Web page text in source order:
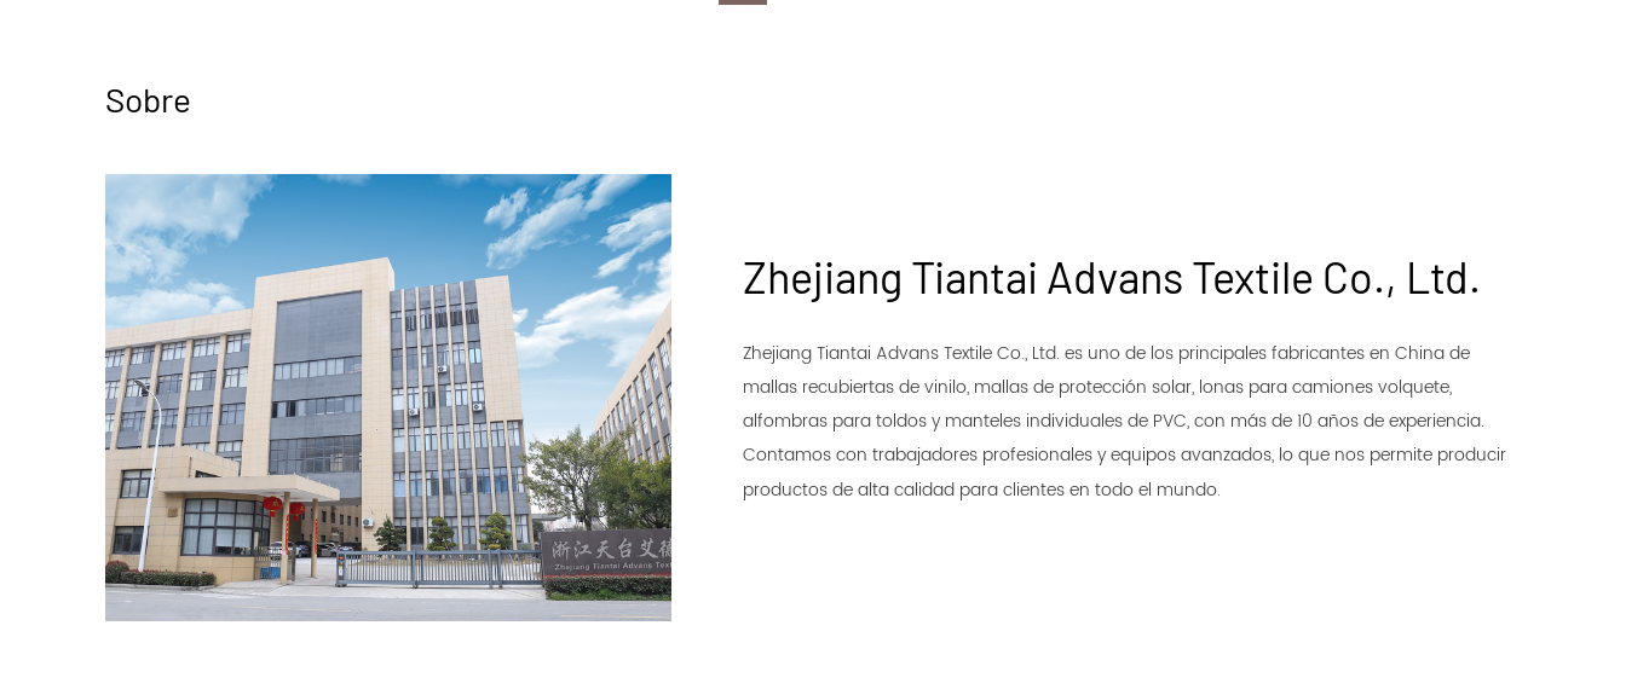
Sobre
Zhejiang Tiantai Advans Textile Co., Ltd.
Zhejiang Tiantai Advans Textile Co., Ltd. es uno de los principales fabricantes en China de
mallas recubiertas de vinilo, mallas de protección solar, lonas para camiones volquete,
alfombras para toldos y manteles individuales de PVC, con más de 10 años de experiencia.
Contamos con trabajadores profesionales y equipos avanzados, lo que nos permite producir
productos de alta calidad para clientes en todo el mundo.